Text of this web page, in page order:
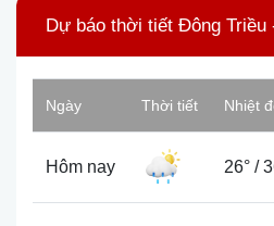
Dự báo thời tiết Đông Triều
Ngày Thời tiết Nhiệt
Hôm nay 26° /